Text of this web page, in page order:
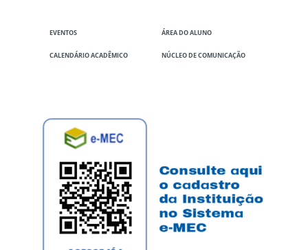
EVENTOS ÁREA DO ALUNO
CALENDÁRIO ACADÊMICO NÚCLEO DE COMUNICAÇÃO